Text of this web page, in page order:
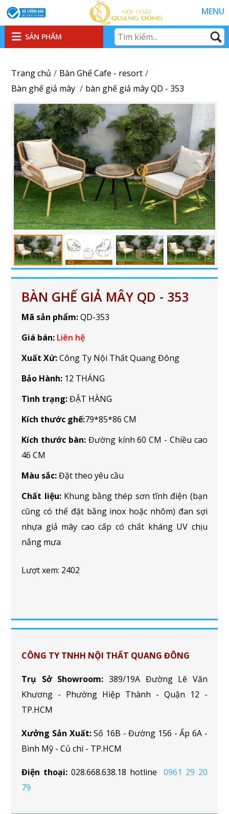
MENU
SẢN PHẨM
Trang chủ
Bàn Ghế Cafe - resort
Bàn ghế giả mây
bàn ghế giả mây QD - 353
BÀN GHẾ GIẢ MÂY QD - 353
Mã sản phẩm:QD-353
Giá bán: Liên hệ
Xuất Xứ:Công Ty Nội Thất Quang Đông
Bảo Hành: 12 THÁNG
Tình trạng:ĐẶT HÀNG
Kích thước ghế:79*85*86 CM
Kích thước bàn: Đường kính 60 CM - Chiều cao
46 CM
Màu sắc:Đặt theo yêu cầu
Chất liệu:Khung bằng thép sơn tĩnh điện (bạn
cũng có thể đặt bằng inox hoặc nhôm) đan sợi
nhựa giả mây cao cấp có chất kháng UV chịu
nắng mưa
Lượt xem: 2402
CÔNG TY TNHH NỘI THẤT QUANG ĐÔNG
Trụ Sở Showroom: 389/19A Đường Lê Văn
Khương - Phường Hiệp Thành - Quận 12 -
TP.HCM
Xưởng Sản Xuất:Số 16B - Đường 156 - Ấp 6A -
Bình Mỹ - Củ chi - TP.HCM
Điện thoại: 028.668.638.18 hotline0961 29 20
79